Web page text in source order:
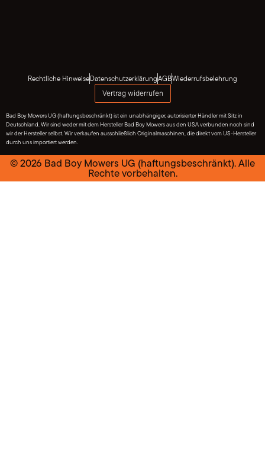
Rechtliche HinweiseDatenschutzerklärungAGBWiederrufsbelehrung
Vertrag widerrufen
Bad Boy Mowers UG (haftungsbeschränkt) ist ein unabhängiger, autorisierter Händler mit Sitz in
Deutschland. Wir sind weder mit dem Hersteller Bad Boy Mowers aus den USA verbunden noch sind
wir der Hersteller selbst. Wir verkaufen ausschließlich Originalmaschinen, die direkt vom US-Hersteller
durch uns importiert werden.
© 2026 Bad Boy Mowers UG (haftungsbeschränkt). Alle
Rechte vorbehalten.